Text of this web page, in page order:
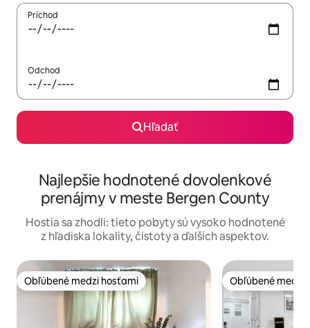
Príchod
Odchod
Hľadať
Najlepšie hodnotené dovolenkové
prenájmy v meste Bergen County
Hostia sa zhodli: tieto pobyty sú vysoko hodnotené
z hľadiska lokality, čistoty a ďalších aspektov.
Obľúbené medzi hosťami
Obľúbené medzi hosťami Obľúbené medzi
Obľúbené medzi